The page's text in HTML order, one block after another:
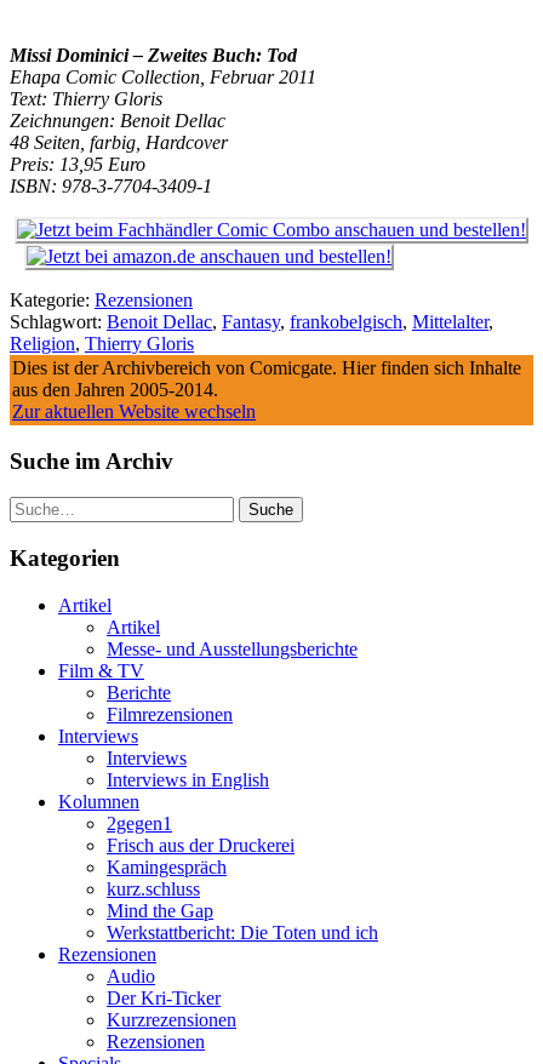
Missi Dominici – Zweites Buch: Tod
Ehapa Comic Collection, Februar 2011
Text: Thierry Gloris
Zeichnungen: Benoit Dellac
48 Seiten, farbig, Hardcover
Preis: 13,95 Euro
ISBN: 978-3-7704-3409-1
Kategorie: Rezensionen
Schlagwort: Benoit Dellac, Fantasy, frankobelgisch, Mittelalter,
Religion, Thierry Gloris
Dies ist der Archivbereich von Comicgate. Hier finden sich Inhalte
aus den Jahren 2005-2014.
Zur aktuellen Website wechseln
Suche im Archiv
Suche
Kategorien
Artikel
Artikel
Messe- und Ausstellungsberichte
Film & TV
Berichte
Filmrezensionen
Interviews
Interviews
Interviews in English
Kolumnen
2gegen1
Frisch aus der Druckerei
Kamingespräch
kurz.schluss
Mind the Gap
Werkstattbericht: Die Toten und ich
Rezensionen
Audio
Der Kri-Ticker
Kurzrezensionen
Rezensionen